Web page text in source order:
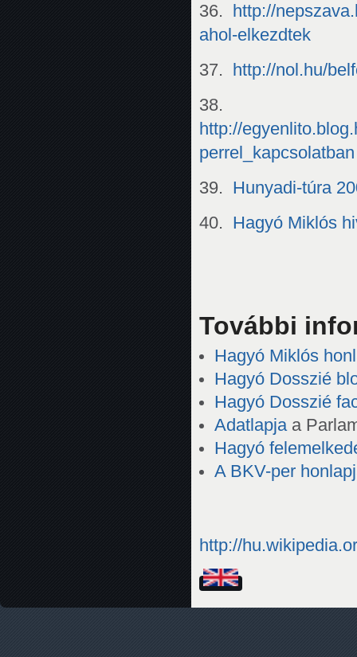
36.
http://
ahol-elkezdtek
37.
http://nol.hu/
38.
http://
perrel_kapcsolatban
39. Hunyadi-túra
40. Hagyó Miklós
További
Hagyó Miklós
Hagyó Dosszié
Hagyó Dosszié
Adatlapja a
Hagyó
A BKV-per
http://